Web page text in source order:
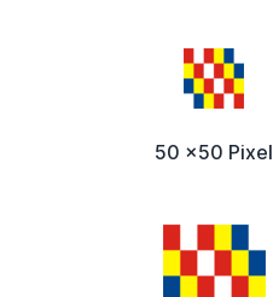
50 x50 Pixel